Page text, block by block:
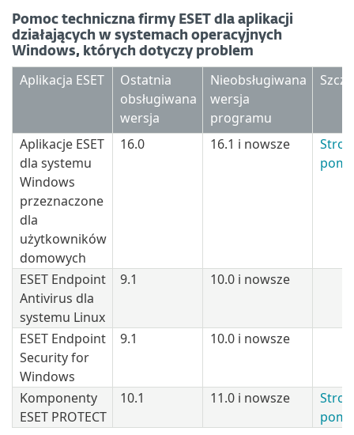
Pomoc techniczna firmy ESET dla aplikacji
działających w systemach operacyjnych
Windows, których dotyczy problem
Aplikacja ESET
Ostatnia
obsługiwana
wersja
Nieobsługiwana
wersja
programu
Aplikacje ESET
dla systemu
Windows
przeznaczone
dla
użytkowników
domowych
16.0 16.1 i nowsze
ESET Endpoint
Antivirus dla
systemu Linux
9.1 10.0 i nowsze
ESET Endpoint
Security for
Windows
9.1 10.0 i nowsze
Komponenty
ESET PROTECT
10.1 11.0 i nowsze